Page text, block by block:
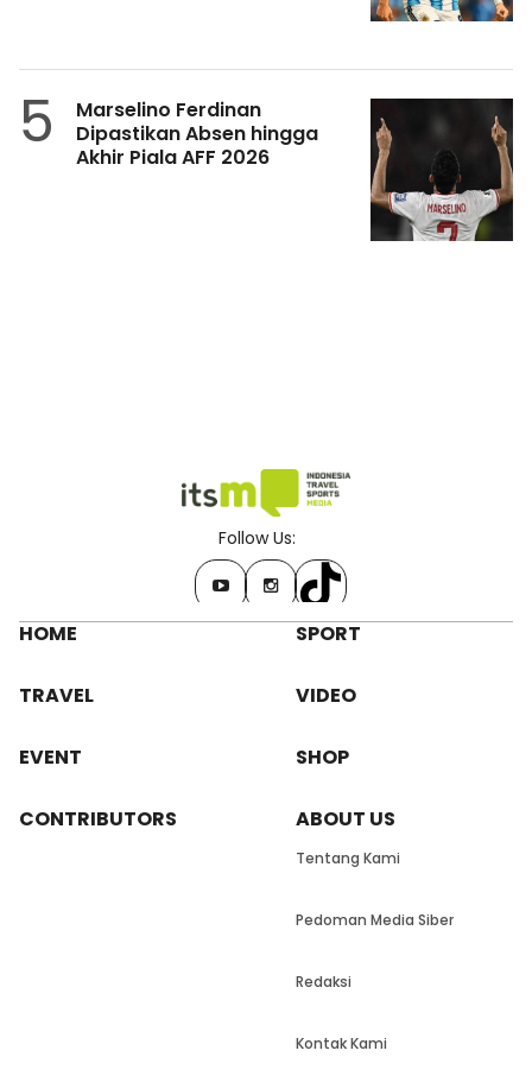
5
Marselino Ferdinan
Dipastikan Absen hingga
Akhir Piala AFF 2026
Follow Us:
HOME SPORT
TRAVEL VIDEO
EVENT SHOP
CONTRIBUTORS ABOUT US
Tentang Kami
Pedoman Media Siber
Redaksi
Kontak Kami